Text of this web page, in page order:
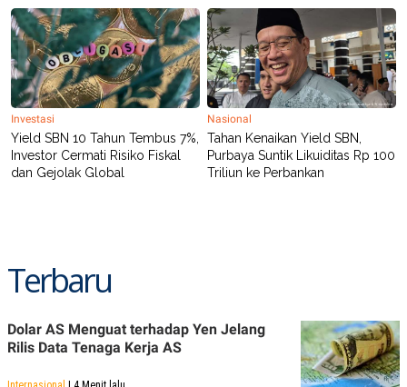
Investasi
Yield SBN 10 Tahun Tembus 7%,
Investor Cermati Risiko Fiskal
dan Gejolak Global
Nasional
Tahan Kenaikan Yield SBN,
Purbaya Suntik Likuiditas Rp 100
Triliun ke Perbankan
Terbaru
Dolar AS Menguat terhadap Yen Jelang
Rilis Data Tenaga Kerja AS